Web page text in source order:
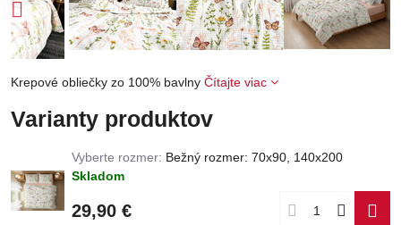
Krepové obliečky zo 100% bavlny Čítajte viac
Varianty produktov
Vyberte rozmer: Bežný rozmer: 70x90, 140x200
Skladom
29,90 €